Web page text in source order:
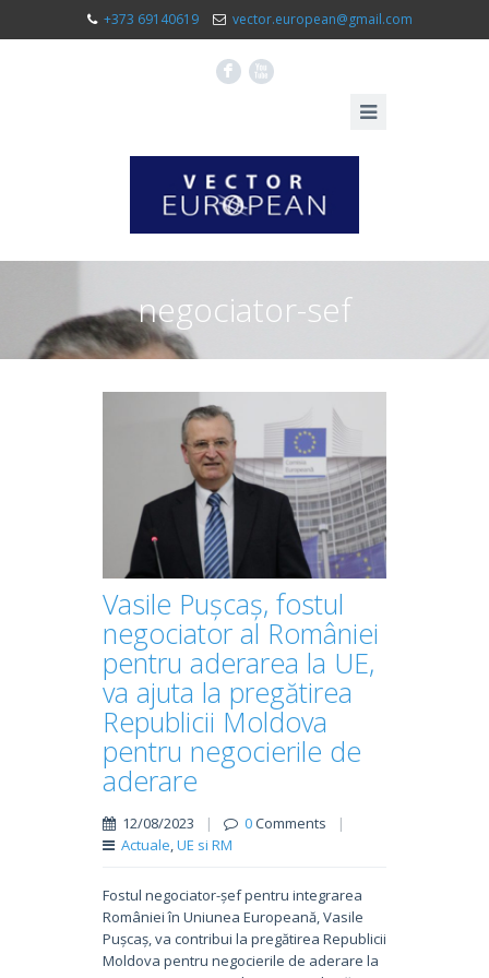
+373 69140619 vector.european@gmail.com
F X
negociator-sef
Vasile Pușcaș, fostul
negociator al României
pentru aderarea la UE,
va ajuta la pregătirea
Republicii Moldova
pentru negocierile de
aderare
12/08/2023 | 0Comments
|
Actuale,UE si RM
Fostul negociator-șef pentru integrarea
României în Uniunea Europeană, Vasile
Pușcaș, va contribui la pregătirea Republicii
Moldova pentru negocierile de aderare la